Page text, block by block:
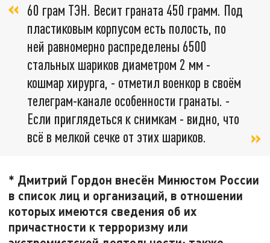
60 грам ТЭН. Весит граната 450 грамм. Под
пластиковым корпусом есть полость, по
ней равномерно распределены 6500
стальных шариков диаметром 2 мм -
кошмар хирурга, - отметил военкор в своём
телеграм-канале особенности гранаты. -
Если приглядеться к снимкам - видно, что
всё в мелкой сечке от этих шариков.
* Дмитрий Гордон внесён Минюстом России
в список лиц и организаций, в отношении
которых имеются сведения об их
причастности к терроризму или